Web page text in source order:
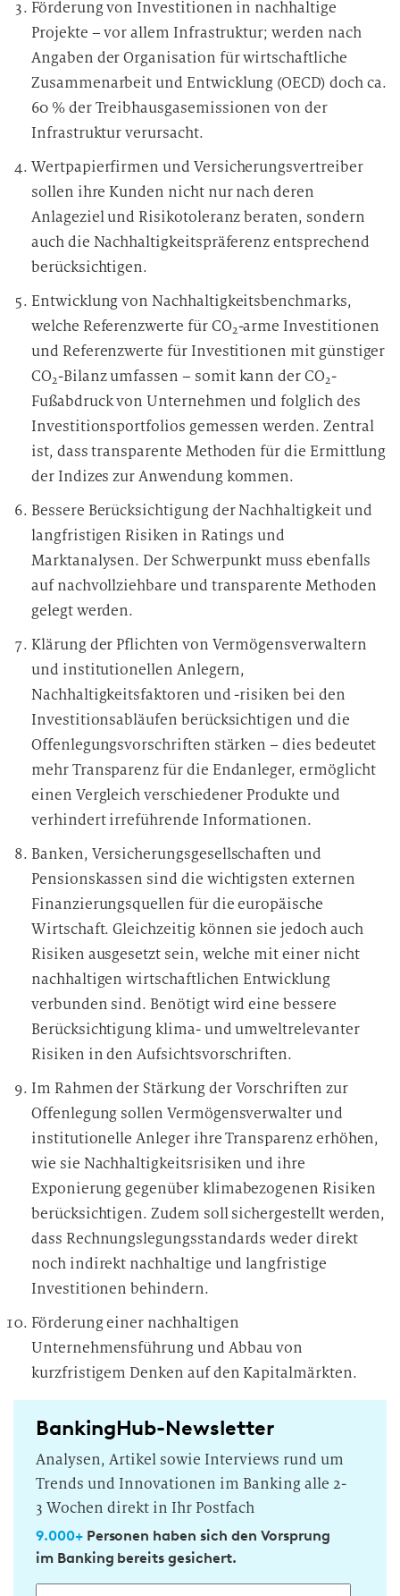
Förderung von Investitionen in nachhaltige
Projekte – vor allem Infrastruktur; werden nach
Angaben der Organisation für wirtschaftliche
Zusammenarbeit und Entwicklung (OECD) doch ca.
60 % der Treibhausgasemissionen von der
Infrastruktur verursacht.
Wertpapierfirmen und Versicherungsvertreiber
sollen ihre Kunden nicht nur nach deren
Anlageziel und Risikotoleranz beraten, sondern
auch die Nachhaltigkeitspräferenz entsprechend
berücksichtigen.
Entwicklung von Nachhaltigkeitsbenchmarks,
welche Referenzwerte für CO2-arme Investitionen
und Referenzwerte für Investitionen mit günstiger
CO2-Bilanz umfassen – somit kann der CO2-
Fußabdruck von Unternehmen und folglich des
Investitionsportfolios gemessen werden. Zentral
ist, dass transparente Methoden für die Ermittlung
der Indizes zur Anwendung kommen.
Bessere Berücksichtigung der Nachhaltigkeit und
langfristigen Risiken in Ratings und
Marktanalysen. Der Schwerpunkt muss ebenfalls
auf nachvollziehbare und transparente Methoden
gelegt werden.
Klärung der Pflichten von Vermögensverwaltern
und institutionellen Anlegern,
Nachhaltigkeitsfaktoren und -risiken bei den
Investitionsabläufen berücksichtigen und die
Offenlegungsvorschriften stärken – dies bedeutet
mehr Transparenz für die Endanleger, ermöglicht
einen Vergleich verschiedener Produkte und
verhindert irreführende Informationen.
Banken, Versicherungsgesellschaften und
Pensionskassen sind die wichtigsten externen
Finanzierungsquellen für die europäische
Wirtschaft. Gleichzeitig können sie jedoch auch
Risiken ausgesetzt sein, welche mit einer nicht
nachhaltigen wirtschaftlichen Entwicklung
verbunden sind. Benötigt wird eine bessere
Berücksichtigung klima- und umweltrelevanter
Risiken in den Aufsichtsvorschriften.
Im Rahmen der Stärkung der Vorschriften zur
Offenlegung sollen Vermögensverwalter und
institutionelle Anleger ihre Transparenz erhöhen,
wie sie Nachhaltigkeitsrisiken und ihre
Exponierung gegenüber klimabezogenen Risiken
berücksichtigen. Zudem soll sichergestellt werden,
dass Rechnungslegungsstandards weder direkt
noch indirekt nachhaltige und langfristige
Investitionen behindern.
Förderung einer nachhaltigen
Unternehmensführung und Abbau von
kurzfristigem Denken auf den Kapitalmärkten.
BankingHub-Newsletter
Analysen, Artikel sowie Interviews rund um
Trends und Innovationen im Banking alle 2-
3 Wochen direkt in Ihr Postfach
9.000+Personen haben sich den Vorsprung
im Banking bereits gesichert.